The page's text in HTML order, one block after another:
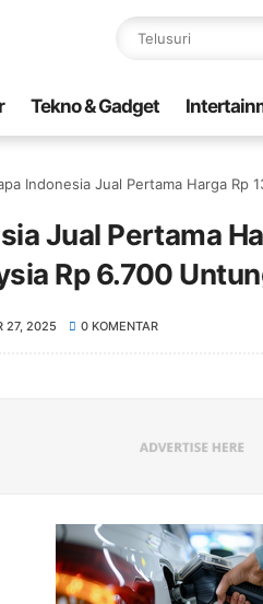
Tekno & Gadget
Indonesia Jual Pertama Harga Rp 13.000
Jual Pertama
Rp 6.700
27, 2025 0 KOMENTAR